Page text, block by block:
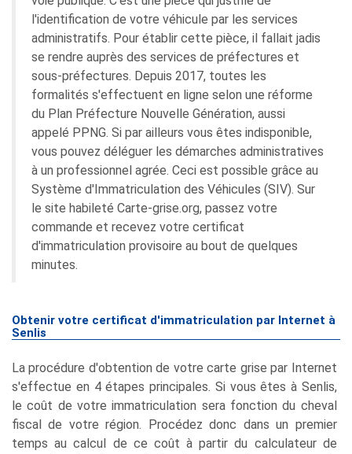
l'identification de votre véhicule par les services
administratifs. Pour établir cette pièce, il fallait jadis
se rendre auprès des services de préfectures et
sous-préfectures. Depuis 2017, toutes les
formalités s'effectuent en ligne selon une réforme
du Plan Préfecture Nouvelle Génération, aussi
appelé PPNG. Si par ailleurs vous êtes indisponible,
vous pouvez déléguer les démarches administratives
à un professionnel agrée. Ceci est possible grâce au
Système d'Immatriculation des Véhicules (SIV). Sur
le site habileté Carte-grise.org, passez votre
commande et recevez votre certificat
d'immatriculation provisoire au bout de quelques
minutes.
Obtenir votre certificat d'immatriculation par Internet à
Senlis
La procédure d'obtention de votre carte grise par Internet
s'effectue en 4 étapes principales. Si vous êtes à Senlis,
le coût de votre immatriculation sera fonction du cheval
fiscal de votre région. Procédez donc dans un premier
temps au calcul de ce coût à partir du calculateur de